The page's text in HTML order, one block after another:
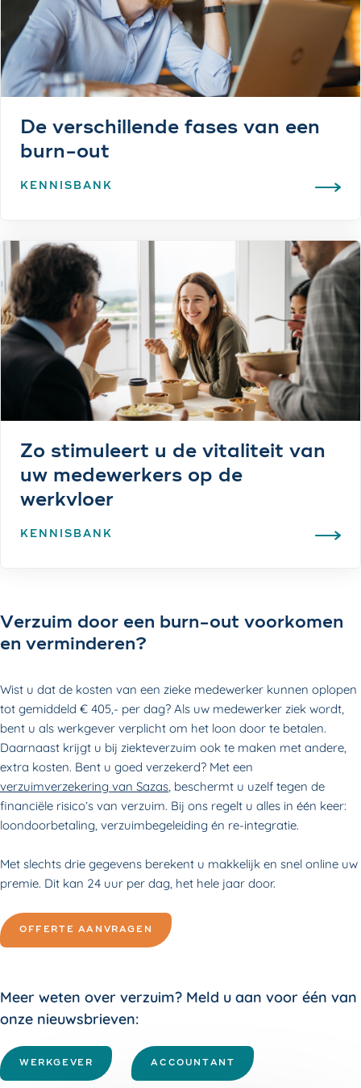
De verschillende fases van een
burn-out
KENNISBANK
Zo stimuleert u de vitaliteit van
uw medewerkers op de
werkvloer
KENNISBANK
Verzuim door een burn-out voorkomen
en verminderen?
Wist u dat de kosten van een zieke medewerker kunnen oplopen
tot gemiddeld € 405,- per dag? Als uw medewerker ziek wordt,
bent u als werkgever verplicht om het loon door te betalen.
Daarnaast krijgt u bij ziekteverzuim ook te maken met andere,
extra kosten. Bent u goed verzekerd? Met een
verzuimverzekering van Sazas, beschermt u uzelf tegen de
financiële risico’s van verzuim. Bij ons regelt u alles in één keer:
loondoorbetaling, verzuimbegeleiding én re-integratie.
Met slechts drie gegevens berekent u makkelijk en snel online uw
premie. Dit kan 24 uur per dag, het hele jaar door.
OFFERTE AANVRAGEN
Meer weten over verzuim? Meld u aan voor één van
onze nieuwsbrieven:
WERKGEVER ACCOUNTANT